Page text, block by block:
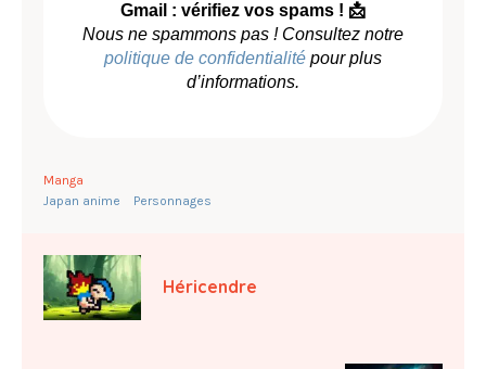
Gmail : vérifiez vos spams ! 📩
Nous ne spammons pas ! Consultez notre
politique de confidentialité pour plus
d’informations.
Manga
Japan anime
Personnages
Héricendre